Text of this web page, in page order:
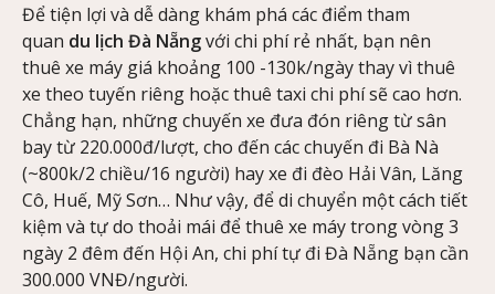
Để tiện lợi và dễ dàng khám phá các điểm tham
quan du lịch Đà Nẵngvới chi phí rẻ nhất, bạn nên
thuê xe máy giá khoảng 100 -130k/ngày thay vì thuê
xe theo tuyến riêng hoặc thuê taxi chi phí sẽ cao hơn.
Chẳng hạn, những chuyến xe đưa đón riêng từ sân
bay từ 220.000đ/lượt, cho đến các chuyến đi Bà Nà
(~800k/2 chiều/16 người) hay xe đi đèo Hải Vân, Lăng
Cô, Huế, Mỹ Sơn… Như vậy, để di chuyển một cách tiết
kiệm và tự do thoải mái để thuê xe máy trong vòng 3
ngày 2 đêm đến Hội An, chi phí tự đi Đà Nẵng bạn cần
300.000 VNĐ/người.